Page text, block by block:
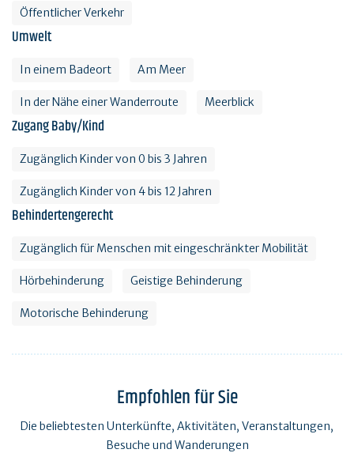
Öffentlicher Verkehr
Umwelt
In einem Badeort Am Meer
In der Nähe einer Wanderroute Meerblick
Zugang Baby/Kind
Zugänglich Kinder von 0 bis 3 Jahren
Zugänglich Kinder von 4 bis 12 Jahren
Behindertengerecht
Zugänglich für Menschen mit eingeschränkter Mobilität
Hörbehinderung Geistige Behinderung
Motorische Behinderung
Empfohlen für Sie
Die beliebtesten Unterkünfte, Aktivitäten, Veranstaltungen,
Besuche und Wanderungen